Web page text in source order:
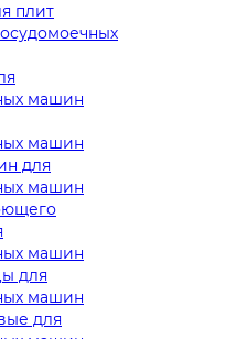
плит
машин
машин
для
машин
машин
для
машин
для